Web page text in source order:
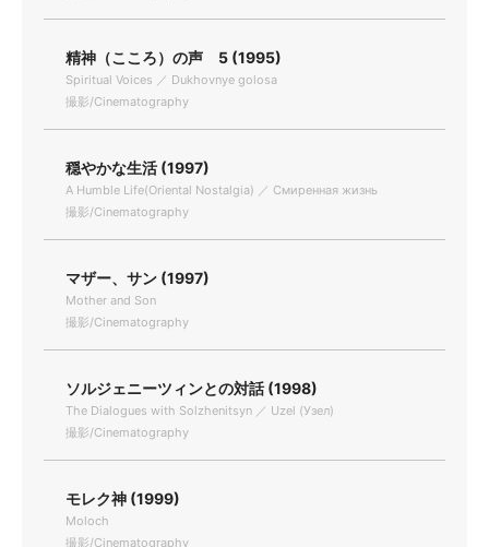
精神（こころ）の声 5 (1995)
Spiritual Voices ／ Dukhovnye golosa
撮影/Cinematography
穏やかな生活 (1997)
A Humble Life(Oriental Nostalgia) ／ Смиренная жизнь
撮影/Cinematography
マザー、サン (1997)
Mother and Son
撮影/Cinematography
ソルジェニーツィンとの対話 (1998)
The Dialogues with Solzhenitsyn ／ Uzel (Узел)
撮影/Cinematography
モレク神 (1999)
Moloch
撮影/Cinematography